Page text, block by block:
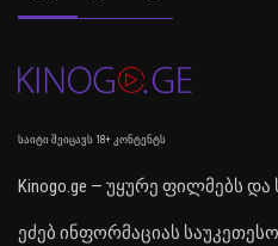
საიტი შეიცავს 18+ კონტენტს
Kinogo.ge — უყურე ფილმებს
ეძებ ინფორმაციას